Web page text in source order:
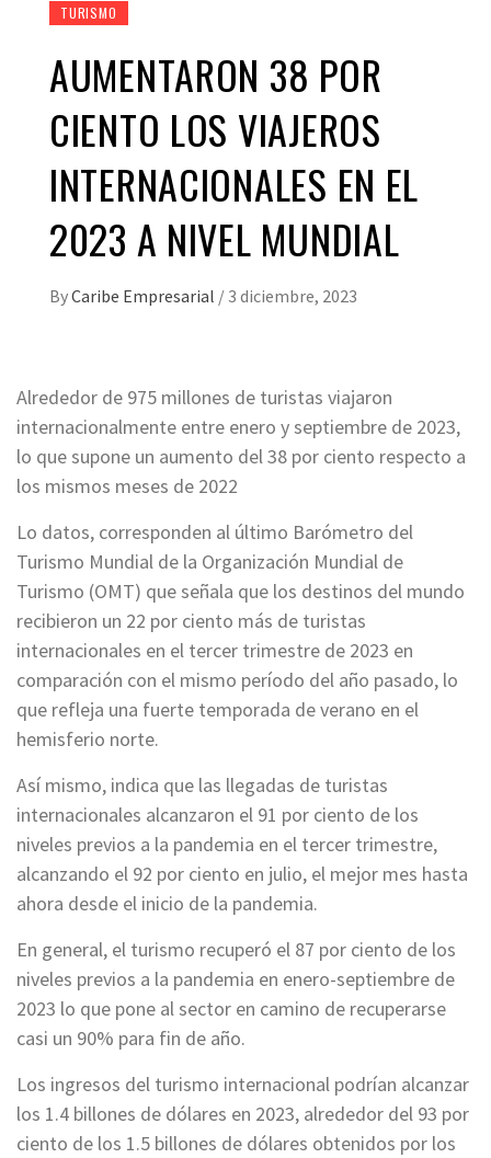
TURISMO
AUMENTARON 38 POR
CIENTO LOS VIAJEROS
INTERNACIONALES EN EL
2023 A NIVEL MUNDIAL
ByCaribe Empresarial / 3 diciembre, 2023
Alrededor de 975 millones de turistas viajaron
internacionalmente entre enero y septiembre de 2023,
lo que supone un aumento del 38 por ciento respecto a
los mismos meses de 2022
Lo datos, corresponden al último Barómetro del
Turismo Mundial de la Organización Mundial de
Turismo (OMT) que señala que los destinos del mundo
recibieron un 22 por ciento más de turistas
internacionales en el tercer trimestre de 2023 en
comparación con el mismo período del año pasado, lo
que refleja una fuerte temporada de verano en el
hemisferio norte.
Así mismo, indica que las llegadas de turistas
internacionales alcanzaron el 91 por ciento de los
niveles previos a la pandemia en el tercer trimestre,
alcanzando el 92 por ciento en julio, el mejor mes hasta
ahora desde el inicio de la pandemia.
En general, el turismo recuperó el 87 por ciento de los
niveles previos a la pandemia en enero-septiembre de
2023 lo que pone al sector en camino de recuperarse
casi un 90% para fin de año.
Los ingresos del turismo internacional podrían alcanzar
los 1.4 billones de dólares en 2023, alrededor del 93 por
ciento de los 1.5 billones de dólares obtenidos por los